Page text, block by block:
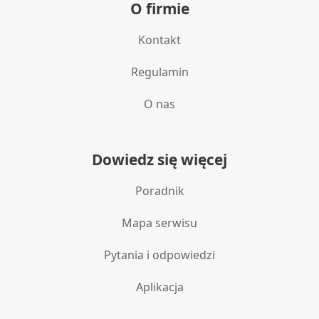
O firmie
Kontakt
Regulamin
O nas
Dowiedz się więcej
Poradnik
Mapa serwisu
Pytania i odpowiedzi
Aplikacja
Użycie dokładnych danych
Cele przetwarzania inne niż IAB: